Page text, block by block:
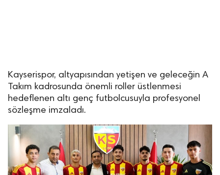
Kayserispor, altyapısından yetişen ve geleceğin A
Takım kadrosunda önemli roller üstlenmesi
hedeflenen altı genç futbolcusuyla profesyonel
sözleşme imzaladı.